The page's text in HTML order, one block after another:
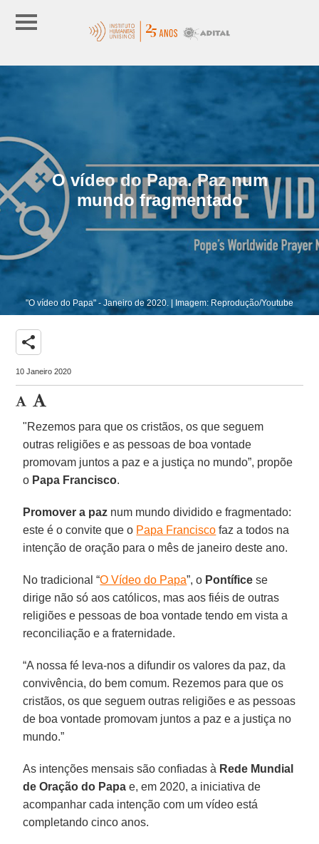
O vídeo do Papa. Paz num
mundo fragmentado
"O vídeo do Papa" - Janeiro de 2020. | Imagem: Reprodução/Youtube
share
10 Janeiro 2020
"Rezemos para que os cristãos, os que seguem
outras religiões e as pessoas de boa vontade
promovam juntos a paz e a justiça no mundo”, propõe
o Papa Francisco.
Promover a paz num mundo dividido e fragmentado:
este é o convite que o Papa Francisco faz a todos na
intenção de oração para o mês de janeiro deste ano.
No tradicional “O Vídeo do Papa”, o Pontífice se
dirige não só aos católicos, mas aos fiéis de outras
religiões e pessoas de boa vontade tendo em vista a
reconciliação e a fraternidade.
“A nossa fé leva-nos a difundir os valores da paz, da
convivência, do bem comum. Rezemos para que os
cristãos, os que seguem outras religiões e as pessoas
de boa vontade promovam juntos a paz e a justiça no
mundo.”
As intenções mensais são confiadas à Rede Mundial
de Oração do Papa e, em 2020, a iniciativa de
acompanhar cada intenção com um vídeo está
completando cinco anos.